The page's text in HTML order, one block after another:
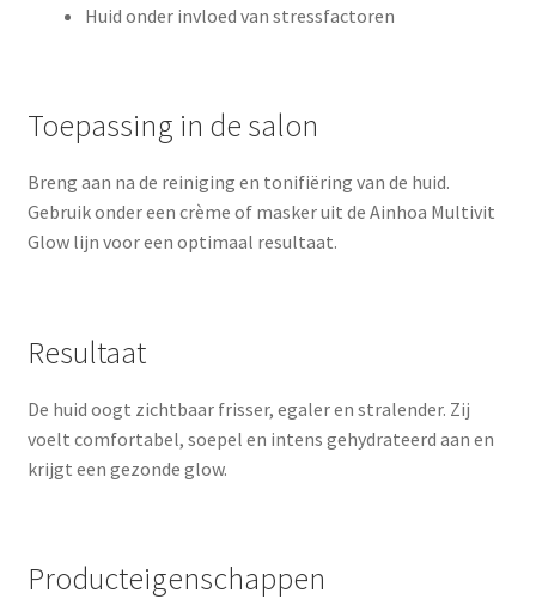
Huid onder invloed van stressfactoren
Toepassing in de salon
Breng aan na de reiniging en tonifiëring van de huid.
Gebruik onder een crème of masker uit de Ainhoa Multivit
Glow lijn voor een optimaal resultaat.
Resultaat
De huid oogt zichtbaar frisser, egaler en stralender. Zij
voelt comfortabel, soepel en intens gehydrateerd aan en
krijgt een gezonde glow.
Producteigenschappen